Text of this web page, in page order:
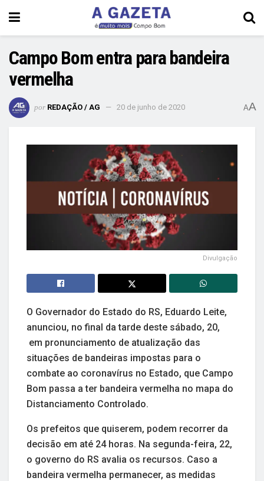
Campo Bom entra para bandeira
vermelha
por REDAÇÃO / AG 20 de junho de 2020 AA
Divulgação
O Governador do Estado do RS, Eduardo Leite,
anunciou, no final da tarde deste sábado, 20,
em pronunciamento de atualização das
situações de bandeiras impostas para o
combate ao coronavírus no Estado, que Campo
Bom passa a ter bandeira vermelha no mapa do
Distanciamento Controlado.
Os prefeitos que quiserem, podem recorrer da
decisão em até 24 horas. Na segunda-feira, 22,
o governo do RS avalia os recursos. Caso a
bandeira vermelha permanecer, as medidas